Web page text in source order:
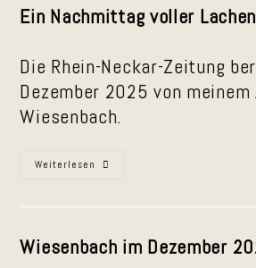
Ein Nachmittag voller
Die Rhein-Neckar-Zeitung
Dezember 2025 von
Wiesenbach.
Weiterlesen Ein
Lachen
Wiesenbach im Dezember